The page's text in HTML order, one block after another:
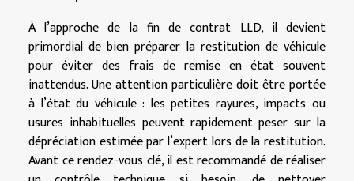
À l’approche de la fin de contrat LLD, il devient
primordial de bien préparer la restitution de véhicule
pour éviter des frais de remise en état souvent
inattendus. Une attention particulière doit être portée
à l’état du véhicule : les petites rayures, impacts ou
usures inhabituelles peuvent rapidement peser sur la
dépréciation estimée par l’expert lors de la restitution.
Avant ce rendez-vous clé, il est recommandé de réaliser